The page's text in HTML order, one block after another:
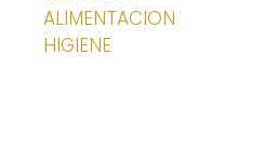
ALIMENTACION
HIGIENE